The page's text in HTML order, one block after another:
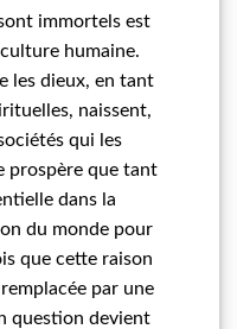
immortels est
humaine.
les dieux, en tant
naissent,
qui les
prospère que tant
dans la
du monde pour
que cette raison
par une
question devient